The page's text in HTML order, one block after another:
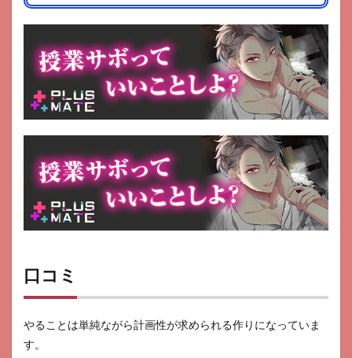
口コミ
やることは単純ながら計画性が求められる作りになっていま
す。